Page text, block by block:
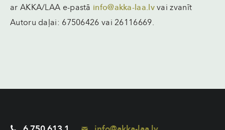
ar AKKA/LAA e-pastā info@akka-laa.lvvai zvanīt
Autoru daļai: 67506426 vai 26116669.